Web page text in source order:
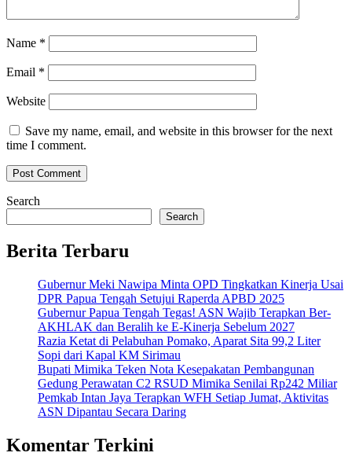
Name *
Email *
Website
Save my name, email, and website in this browser for the next
time I comment.
Search
Search
Berita Terbaru
Gubernur Meki Nawipa Minta OPD Tingkatkan Kinerja Usai
DPR Papua Tengah Setujui Raperda APBD 2025
Gubernur Papua Tengah Tegas! ASN Wajib Terapkan Ber-
AKHLAK dan Beralih ke E-Kinerja Sebelum 2027
Razia Ketat di Pelabuhan Pomako, Aparat Sita 99,2 Liter
Sopi dari Kapal KM Sirimau
Bupati Mimika Teken Nota Kesepakatan Pembangunan
Gedung Perawatan C2 RSUD Mimika Senilai Rp242 Miliar
Pemkab Intan Jaya Terapkan WFH Setiap Jumat, Aktivitas
ASN Dipantau Secara Daring
Komentar Terkini